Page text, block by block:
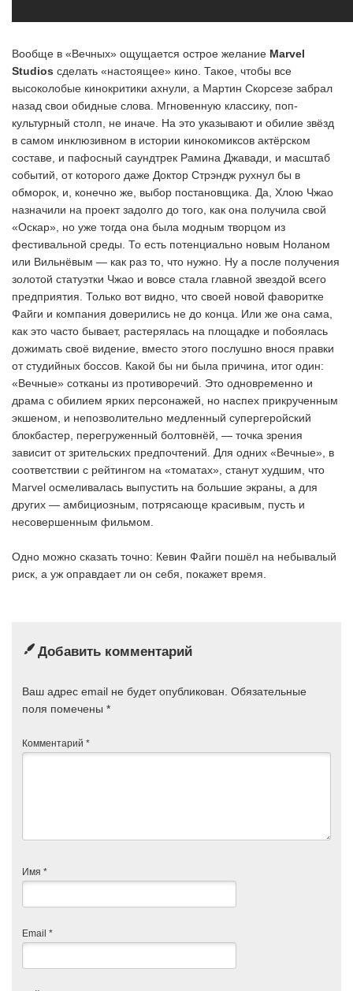
Вообще в «Вечных» ощущается острое желание Marvel
Studios сделать «настоящее» кино. Такое, чтобы все
высоколобые кинокритики ахнули, а Мартин Скорсезе забрал
назад свои обидные слова. Мгновенную классику, поп-
культурный столп, не иначе. На это указывают и обилие звёзд
в самом инклюзивном в истории кинокомиксов актёрском
составе, и пафосный саундтрек Рамина Джавади, и масштаб
событий, от которого даже Доктор Стрэндж рухнул бы в
обморок, и, конечно же, выбор постановщика. Да, Хлою Чжао
назначили на проект задолго до того, как она получила свой
«Оскар», но уже тогда она была модным творцом из
фестивальной среды. То есть потенциально новым Ноланом
или Вильнёвым — как раз то, что нужно. Ну а после получения
золотой статуэтки Чжао и вовсе стала главной звездой всего
предприятия. Только вот видно, что своей новой фаворитке
Файги и компания доверились не до конца. Или же она сама,
как это часто бывает, растерялась на площадке и побоялась
дожимать своё видение, вместо этого послушно внося правки
от студийных боссов. Какой бы ни была причина, итог один:
«Вечные» сотканы из противоречий. Это одновременно и
драма с обилием ярких персонажей, но наспех прикрученным
экшеном, и непозволительно медленный супергеройский
блокбастер, перегруженный болтовнёй, — точка зрения
зависит от зрительских предпочтений. Для одних «Вечные», в
соответствии с рейтингом на «томатах», станут худшим, что
Marvel осмеливалась выпустить на большие экраны, а для
других — амбициозным, потрясающе красивым, пусть и
несовершенным фильмом.
Одно можно сказать точно: Кевин Файги пошёл на небывалый
риск, а уж оправдает ли он себя, покажет время.
Добавить комментарий
Ваш адрес email не будет опубликован. Обязательные
поля помечены *
Комментарий *
Имя *
Email *